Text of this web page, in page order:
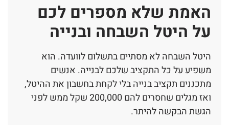
האמת שלא מספרים לכם
על היטל השבחה ובנייה
היטל השבחה לא מסתיים בתשלום לוועדה. הוא
משפיע על כל התקציב שלכם לבנייה. אנשים
מתכננים תקציב בנייה בלי לקחת בחשבון את ההיטל,
ואז מגלים שחסרים להם 200,000 שקל ממש לפני
הגשת הבקשה להיתר.